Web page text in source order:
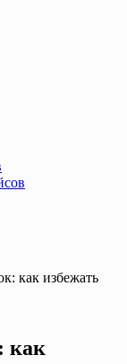
как избежать
как